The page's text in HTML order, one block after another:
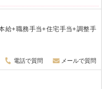
給+職務手当+住宅手当+調整手
電話で質問 メールで質問